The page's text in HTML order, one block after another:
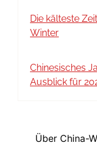
Die kälteste
Winter
Chinesisches
Ausblick für
Über China-